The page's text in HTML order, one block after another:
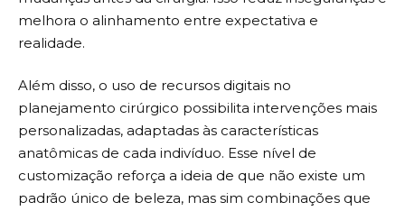
melhora o alinhamento entre expectativa e
realidade.
Além disso, o uso de recursos digitais no
planejamento cirúrgico possibilita intervenções mais
personalizadas, adaptadas às características
anatômicas de cada indivíduo. Esse nível de
customização reforça a ideia de que não existe um
padrão único de beleza, mas sim combinações que